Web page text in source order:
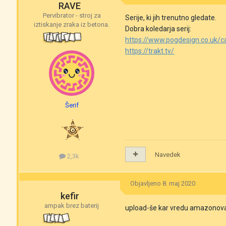
RAVE
Pervibrator - stroj za
iztiskanje zraka iz betona.
Šerif
2,3k
Serije, ki jih trenutno gledate.
Dobra koledarja serij:
https://www.pogdesign.co.uk/
https://trakt.tv/
Navedek
kefir
ampak brez baterij
Objavljeno 8. maj 2020
upload-še kar vredu